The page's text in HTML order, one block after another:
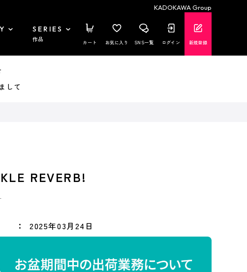
KADOKAWA Group
SERIES
作品 カート お気に入り SNS一覧 ログイン 新規登録
して
REVERB!
2025年03月24日